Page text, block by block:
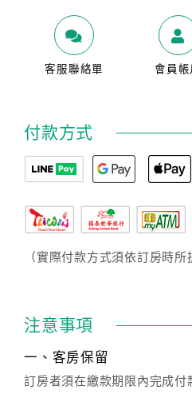
客服聯絡單 會員帳
付款方式
（實際付款方式須依訂房時所
注意事項
一、客房保留
訂房者須在繳款期限內完成付